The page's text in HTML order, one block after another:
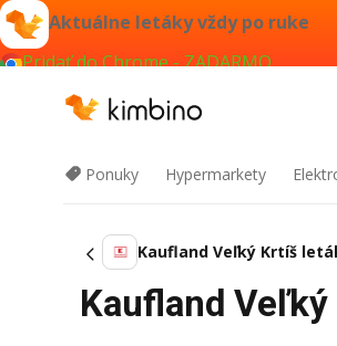
Aktuálne letáky vždy po ruke
Pridať do Chrome - ZADARMO
Ponuky Hypermarkety
Kaufland Veľký Krtíš
Kaufland